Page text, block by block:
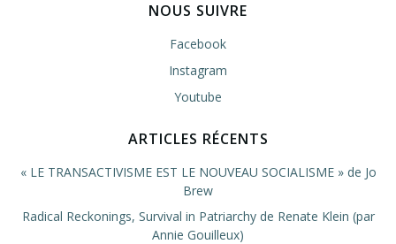
NOUS SUIVRE
Facebook
Instagram
Youtube
ARTICLES RÉCENTS
« LE TRANSACTIVISME EST LE NOUVEAU SOCIALISME » de Jo
Brew
Radical Reckonings, Survival in Patriarchy de Renate Klein (par
Annie Gouilleux)